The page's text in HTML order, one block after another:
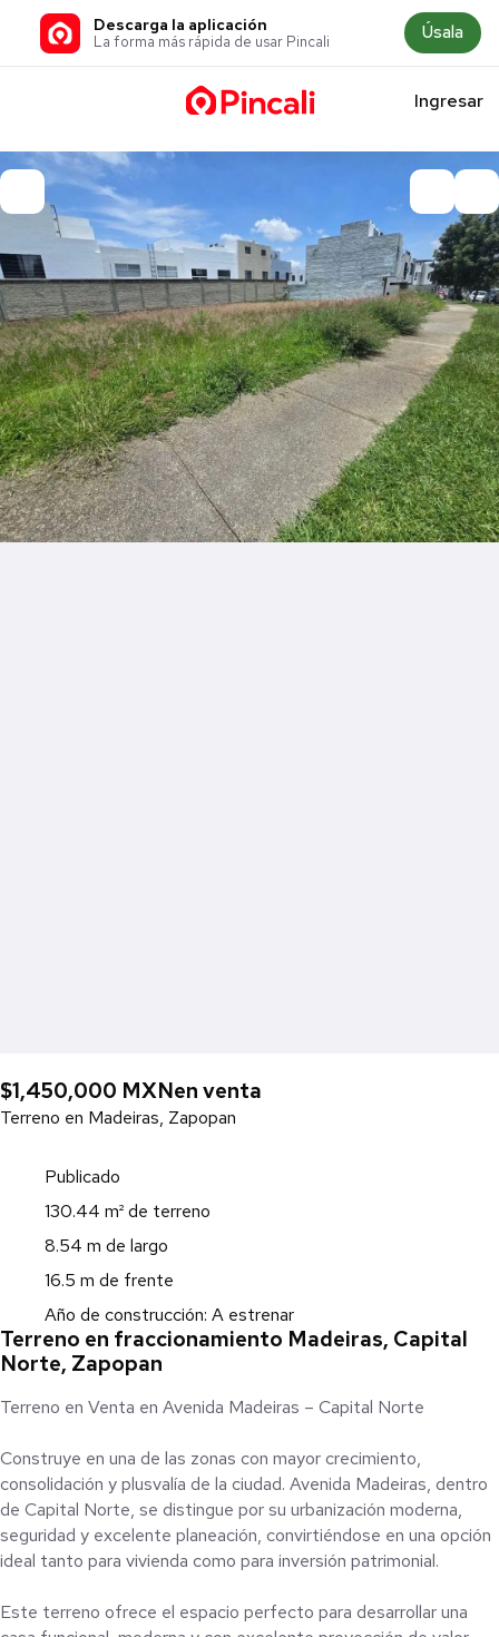
Descarga la aplicación
La forma más rápida de usar Pincali Úsala
Ingresar
$1,450,000 MXNen venta
Terreno en Madeiras, Zapopan
Publicado
130.44 m² de terreno
8.54 m de largo
16.5 m de frente
Año de construcción: A estrenar
Terreno en fraccionamiento Madeiras, Capital
Norte, Zapopan
Terreno en Venta en Avenida Madeiras – Capital Norte
Construye en una de las zonas con mayor crecimiento,
consolidación y plusvalía de la ciudad. Avenida Madeiras, dentro
de Capital Norte, se distingue por su urbanización moderna,
seguridad y excelente planeación, convirtiéndose en una opción
ideal tanto para vivienda como para inversión patrimonial.
Este terreno ofrece el espacio perfecto para desarrollar una